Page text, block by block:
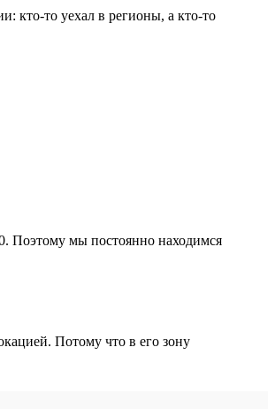
кто-то уехал в регионы, а кто-то
Поэтому мы постоянно находимся
Потому что в его зону